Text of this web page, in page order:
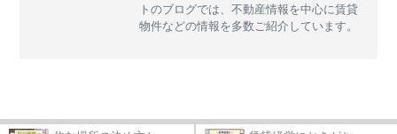
トのブログでは、不動産情報を中心に賃貸
物件などの情報を多数ご紹介しています。